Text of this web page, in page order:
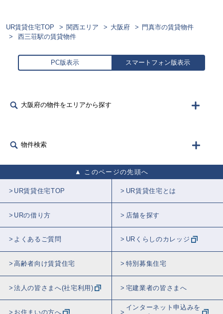
UR賃貸住宅TOP 関西エリア 大阪府
門真市の賃貸物件
西三荘駅の賃貸物件
PC版表示 スマートフォン版表示
大阪府の物件をエリアから探す
物件検索
このページの先頭へ
UR賃貸住宅TOP UR賃貸住宅とは
URの借り方 店舗を探す
よくあるご質問 URくらしのカレッジ
高齢者向け賃貸住宅 特別募集住宅
法人の皆さまへ(社宅利用) 宅建業者の皆さまへ
お住まいの方へ
インターネット申込みを